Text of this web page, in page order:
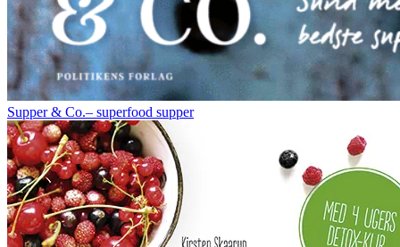
Supper & Co.– superfood supper